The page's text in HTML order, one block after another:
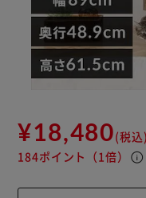
¥18,480(税込)
184ポイント （1倍） info